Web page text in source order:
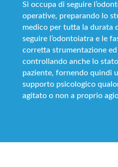
Si occupa di seguire
operative, preparando lo
medico per tutta la durata
seguire l’odontoiatra e le
corretta strumentazione
controllando anche lo stato
paziente, fornendo quindi
supporto psicologico
agitato o non a proprio